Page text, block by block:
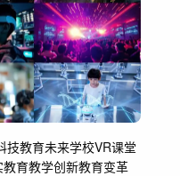
技教育未来学校VR课堂
教育教学创新教育变革